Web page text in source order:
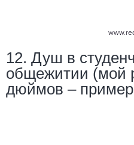
12. Душ в
общежитии (мой
дюймов –